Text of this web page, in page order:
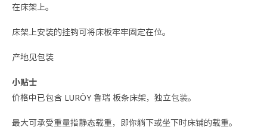
在床架上。
床架上安装的挂钩可将床板牢牢固定在位。
产地见包装
小贴士
价格中已包含 LURÖY 鲁瑞 板条床架，独立包装。
最大可承受重量指静态载重，即你躺下或坐下时床铺的载重。